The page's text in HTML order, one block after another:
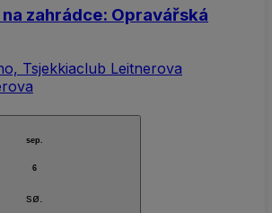
zahrádce: Opravářská
Tsjekkiaclub Leitnerova
sep.
6
sø.